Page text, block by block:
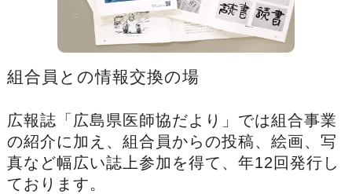
組合員との情報交換の場
広報誌「広島県医師協だより」では組合事業
の紹介に加え、組合員からの投稿、絵画、写
真など幅広い誌上参加を得て、年12回発行し
ております。